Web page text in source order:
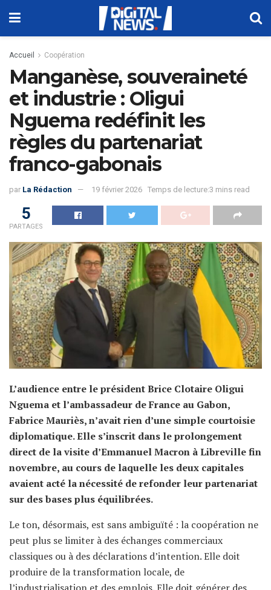
Accueil Coopération
Manganèse, souveraineté
et industrie : Oligui
Nguema redéfinit les
règles du partenariat
franco-gabonais
par La Rédaction 19 février 2026 Temps de lecture:3 mins read
5
PARTAGES
L’audience entre le président Brice Clotaire Oligui
Nguema et l’ambassadeur de France au Gabon,
Fabrice Mauriès, n’avait rien d’une simple courtoisie
diplomatique. Elle s’inscrit dans le prolongement
direct de la visite d’Emmanuel Macron à Libreville fin
novembre, au cours de laquelle les deux capitales
avaient acté la nécessité de refonder leur partenariat
sur des bases plus équilibrées.
Le ton, désormais, est sans ambiguïté : la coopération ne
peut plus se limiter à des échanges commerciaux
classiques ou à des déclarations d’intention. Elle doit
produire de la transformation locale, de